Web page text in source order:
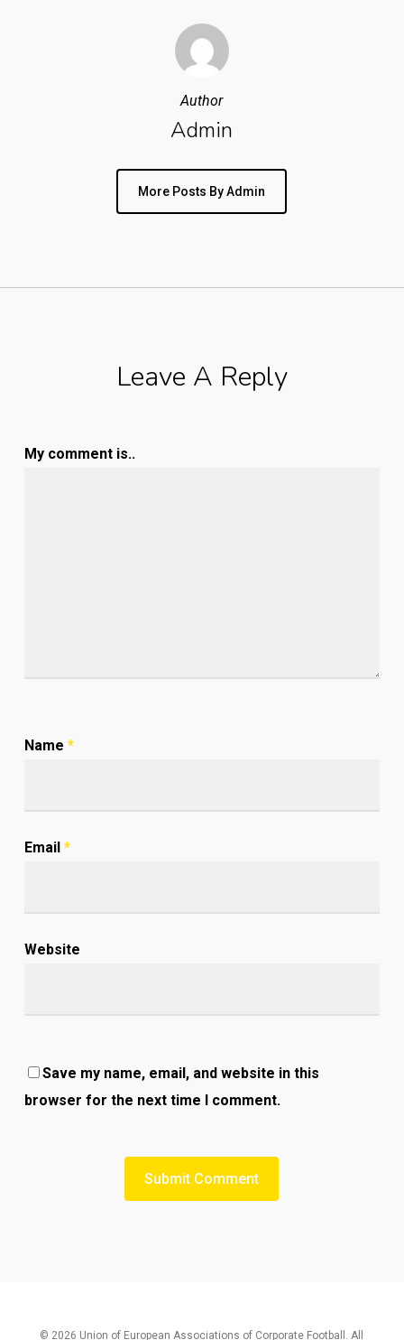
Author
Admin
More Posts By Admin
Leave A Reply
My comment is..
Name *
Email *
Website
Save my name, email, and website in this
browser for the next time I comment.
© 2026 Union of European Associations of Corporate Football. All